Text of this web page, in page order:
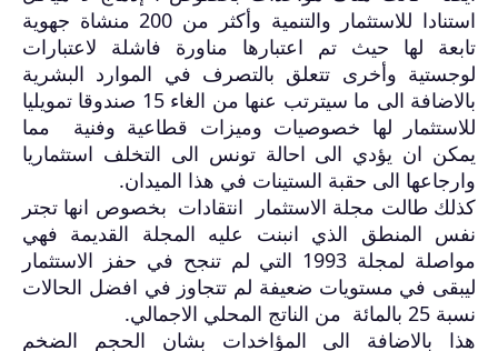
استنادا للاستثمار والتنمية وأكثر من 200 منشاة جهوية
تابعة لها حيث تم اعتبارها مناورة فاشلة لاعتبارات
لوجستية وأخرى تتعلق بالتصرف في الموارد البشرية
بالاضافة الى ما سيترتب عنها من الغاء 15 صندوقا تمويليا
للاستثمار لها خصوصيات وميزات قطاعية وفنية مما
يمكن ان يؤدي الى احالة تونس الى التخلف استثماريا
وارجاعها الى حقبة الستينات في هذا الميدان.
كذلك طالت مجلة الاستثمار انتقادات بخصوص انها تجتر
نفس المنطق الذي انبنت عليه المجلة القديمة فهي
مواصلة لمجلة 1993 التي لم تنجح في حفز الاستثمار
ليبقى في مستويات ضعيفة لم تتجاوز في افضل الحالات
نسبة 25 بالمائة من الناتج المحلي الاجمالي
.
هذا بالاضافة الى المؤاخدات بشان الحجم الضخم